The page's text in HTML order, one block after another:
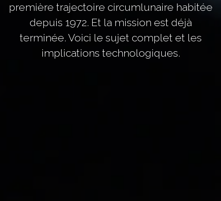
première trajectoire circumlunaire habitée
depuis 1972. Et la mission est déjà
terminée. Voici le sujet complet et les
implications technologiques.